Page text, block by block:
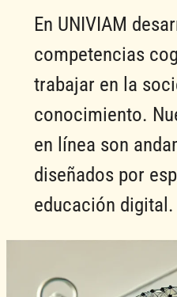
En UNIVIAM
competencias
trabajar en la
conocimiento.
en línea son
diseñados por
educación digital.